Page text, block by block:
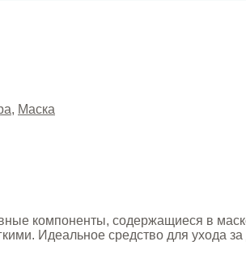
, Маска
компоненты, содержащиеся в
Идеальное средство для ухода